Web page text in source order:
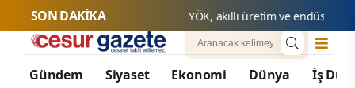
SON DAKİKA YÖK, akıllı üretim ve endüstriyel
Gündem Siyaset Ekonomi Dünya İş